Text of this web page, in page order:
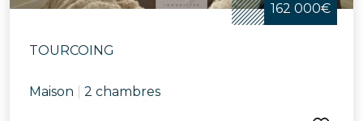
162 000€
TOURCOING
Maison 2 chambres